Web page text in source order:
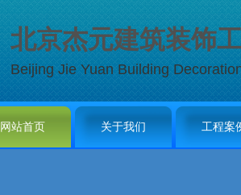
网站首页 关于我们 工程案
北京杰元建筑装饰
Beijing Jie Yuan Building